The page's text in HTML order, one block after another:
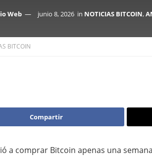
Web junio 8, 2026 in NOTICIAS BITCOIN,
BITCOIN
Compartir
a comprar Bitcoin apenas una